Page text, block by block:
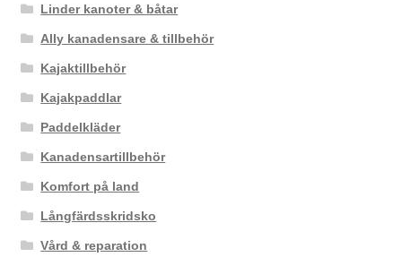
Linder kanoter & båtar
Ally kanadensare & tillbehör
Kajaktillbehör
Kajakpaddlar
Paddelkläder
Kanadensartillbehör
Komfort på land
Långfärdsskridsko
Vård & reparation